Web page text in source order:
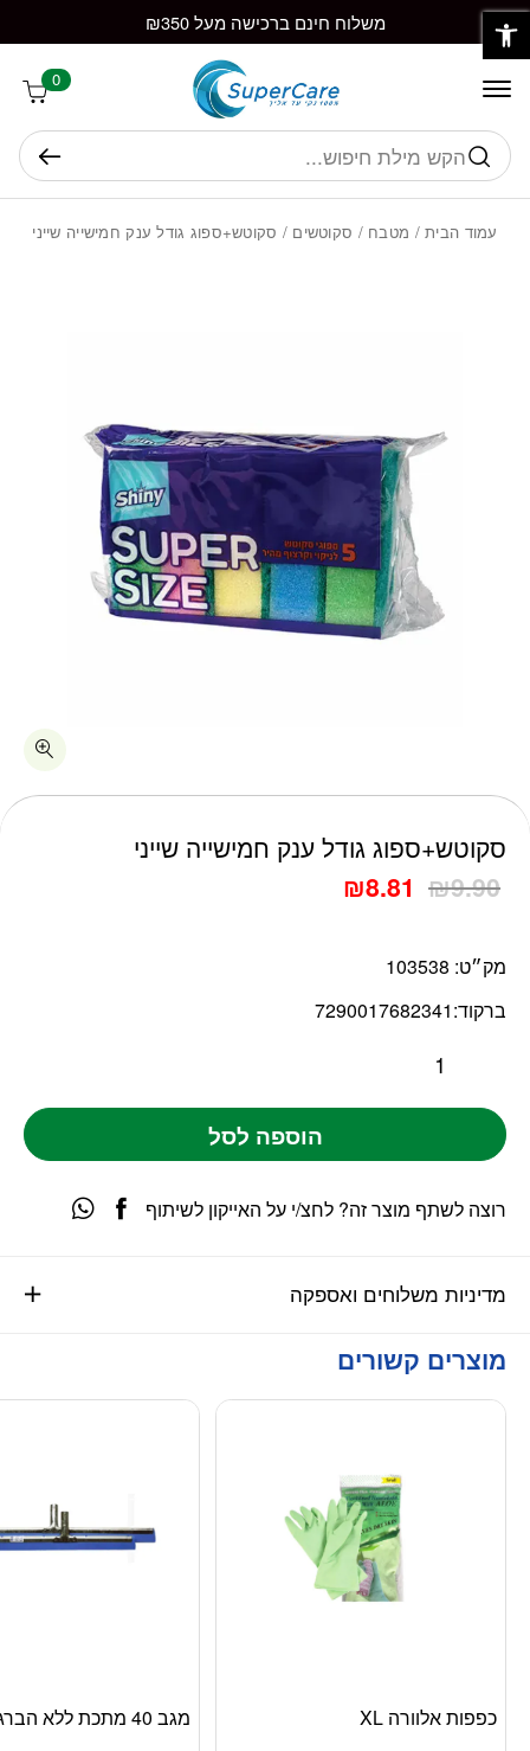
Skip to Content משלוח חינם ברכישה מעל ₪350
0
חיפוש
עמוד הבית/ מטבח / סקוטשים / סקוטש+ספוג גודל ענק חמישייה שייני
סקוטש+ספוג גודל ענק חמישייה שייני
₪9.90
₪8.81
מק״ט: 103538
ברקוד:7290017682341
כמות סקוטש+ספוג גודל ענק חמישייה שייני
הוספה לסל
מדיניות משלוחים ואספקה
רוצה לשתף מוצר זה? לחצ/י על האייקון לשיתוף
מוצרים קשורים
כפפות אלוורה XL מגב 40 מתכת ללא הברגה
בחזרה למעלה
פתח סרגל נגישות